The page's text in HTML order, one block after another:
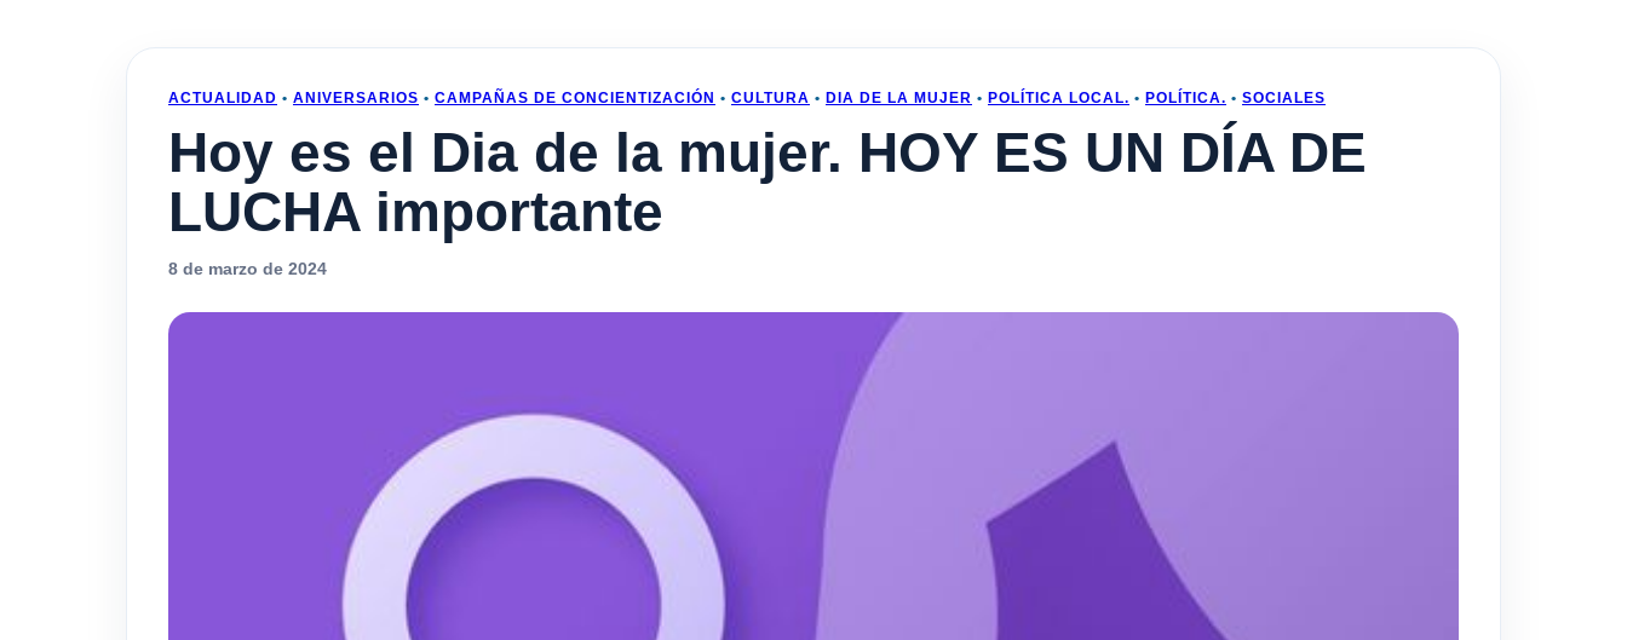
ACTUALIDAD • ANIVERSARIOS • CAMPAÑAS DE CONCIENTIZACIÓN • CULTURA • DIA DE LA MUJER • POLÍTICA LOCAL. • POLÍTICA. • SOCIALES
Hoy es el Dia de la mujer. HOY ES UN DÍA DE
LUCHA importante
8 de marzo de 2024